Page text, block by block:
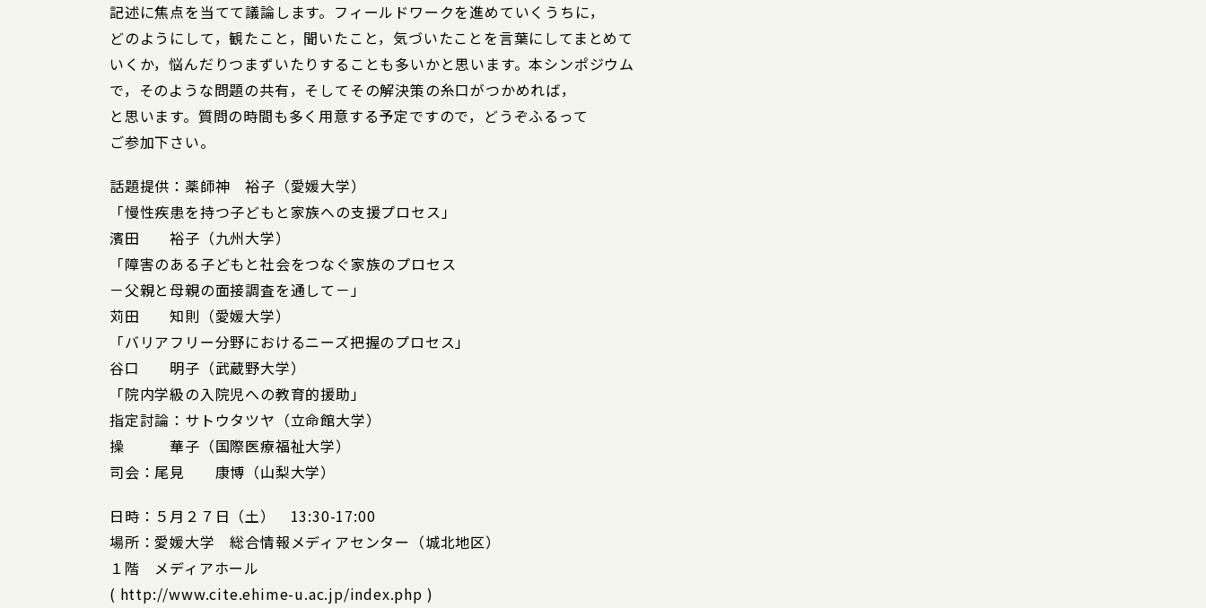
記述に焦点を当てて議論します。フィールドワークを進めていくうちに，
どのようにして，観たこと，聞いたこと，気づいたことを言葉にしてまとめて
いくか，悩んだりつまずいたりすることも多いかと思います。本シンポジウム
で，そのような問題の共有，そしてその解決策の糸口がつかめれば，
と思います。質問の時間も多く用意する予定ですので，どうぞふるって
ご参加下さい。
話題提供：薬師神 裕子（愛媛大学）
「慢性疾患を持つ子どもと家族への支援プロセス」
濱田 裕子（九州大学）
「障害のある子どもと社会をつなぐ家族のプロセス
－父親と母親の面接調査を通して－」
苅田 知則（愛媛大学）
「バリアフリー分野におけるニーズ把握のプロセス」
谷口 明子（武蔵野大学）
「院内学級の入院児への教育的援助」
指定討論：サトウタツヤ（立命館大学）
操 華子（国際医療福祉大学）
司会：尾見 康博（山梨大学）
日時：５月２７日（土） 13:30-17:00
場所：愛媛大学 総合情報メディアセンター（城北地区）
１階 メディアホール
( http://www.cite.ehime-u.ac.jp/index.php )